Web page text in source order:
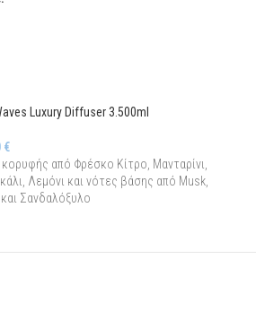
Luxury Diffuser 3.500ml
€
από Φρέσκο Κίτρο, Μανταρίνι,
Λεμόνι και νότες βάσης από Musk,
Σανδαλόξυλο